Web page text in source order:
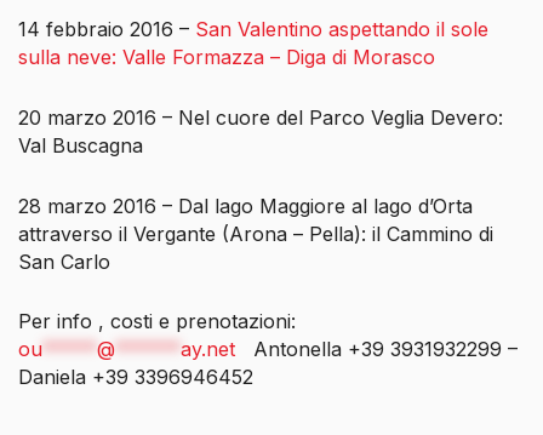
14 febbraio 2016 – San Valentino aspettando il sole
sulla neve: Valle Formazza – Diga di Morasco
20 marzo 2016 – Nel cuore del Parco Veglia Devero:
Val Buscagna
28 marzo 2016 – Dal lago Maggiore al lago d’Orta
attraverso il Vergante (Arona – Pella): il Cammino di
San Carlo
Per info , costi e prenotazioni:
ou*****@******ay.net Antonella +39 3931932299 –
Daniela +39 3396946452